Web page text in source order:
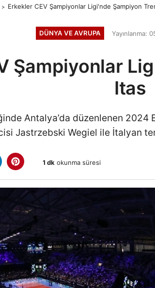
Erkekler CEV Şampiyonlar Ligi'nde Şampiyon
DÜNYA VE AVRUPA Yayınlanma:
Şampiyonlar
Itas
Antalya’da düzenlenen 2024
Jastrzebski Wegiel ile İtalyan
1 dk okunma süresi